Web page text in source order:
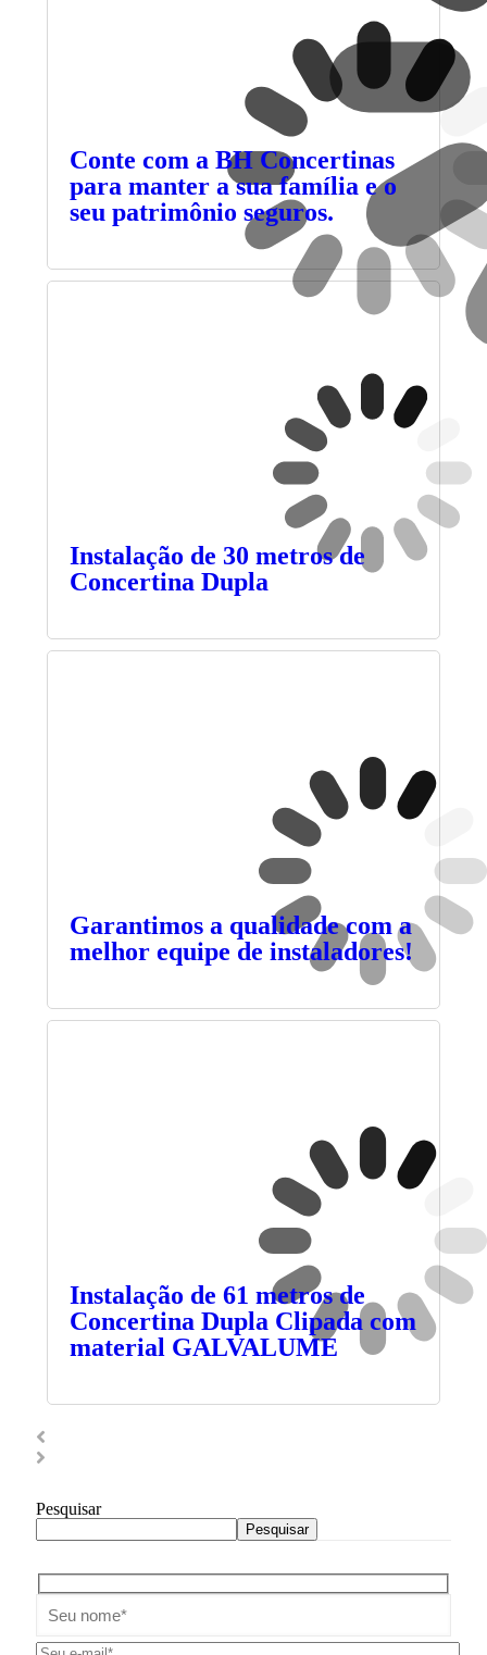
Conte com a BH Concertinas
para manter a sua família e o
seu patrimônio seguros.
Instalação de 30 metros de
Concertina Dupla
Garantimos a qualidade com a
melhor equipe de instaladores!
Instalação de 61 metros de
Concertina Dupla Clipada com
material GALVALUME
Pesquisar
Pesquisar